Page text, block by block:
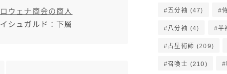
ロウェナ商会の商人
イシュガルド：下層
五分袖 (47)
八分袖 (4) 半
占星術師 (209)
召喚士 (210)